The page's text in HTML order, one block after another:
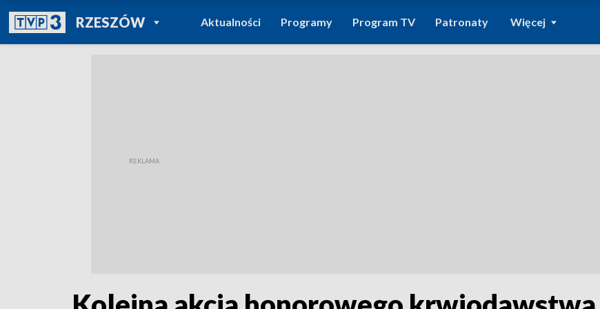
RZESZÓWPOWRÓT DO
TVP REGIONY
Aktualności Programy Program TV Patronaty Więcej